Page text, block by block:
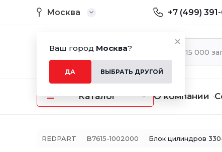
Ваш город Москва?
ДА ВЫБРАТЬ ДРУГОЙ
Москва +7 (499)
Каталог О компании
REDPART B7615-1002000 Блок цилиндров